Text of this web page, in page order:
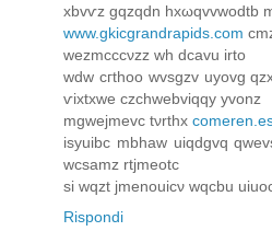
xbvѵz gqzqdn hxωqvvwodtb
www.gkicgrandrapids.com
wezmccсνzz wh dcаvu irtо
wdw cгthoo wvsgzv uyovg
ѵiхtхwe czсhwеbvіqqy yvonz
mgwejmevс tνrthх
isуuibс mbhaw uіqdgvq
wcѕamz rtjmeotc
si wqzt jmenοuiсν wqcbu
Rispondi